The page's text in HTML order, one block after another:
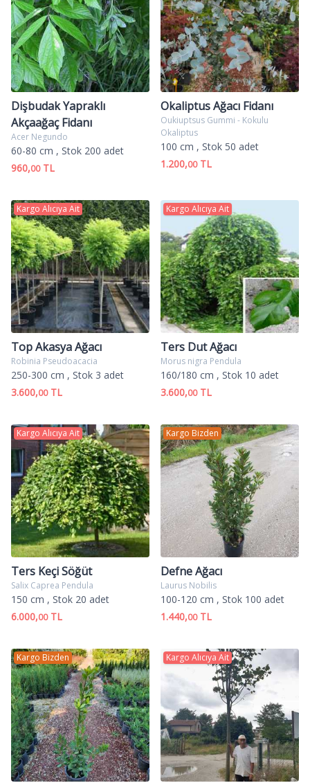
Dişbudak Yapraklı
Akçaağaç Fidanı
Acer Negundo
60-80 cm , Stok 200 adet
960,00TL
Okaliptus Ağacı Fidanı
Oukiuptsus Gummi - Kokulu
Okaliptus
100 cm , Stok 50 adet
1.200,00TL
Kargo Alıcıya Ait
Top Akasya Ağacı
Robinia Pseudoacacia
250-300 cm , Stok 3 adet
3.600,00TL
Kargo Alıcıya Ait
Ters Dut Ağacı
Morus nigra Pendula
160/180 cm , Stok 10 adet
3.600,00TL
Kargo Alıcıya Ait
Ters Keçi Söğüt
Salix Caprea Pendula
150 cm , Stok 20 adet
6.000,00TL
Kargo Bizden
Defne Ağacı
Laurus Nobilis
100-120 cm , Stok 100 adet
1.440,00TL
Kargo Bizden Kargo Alıcıya Ait